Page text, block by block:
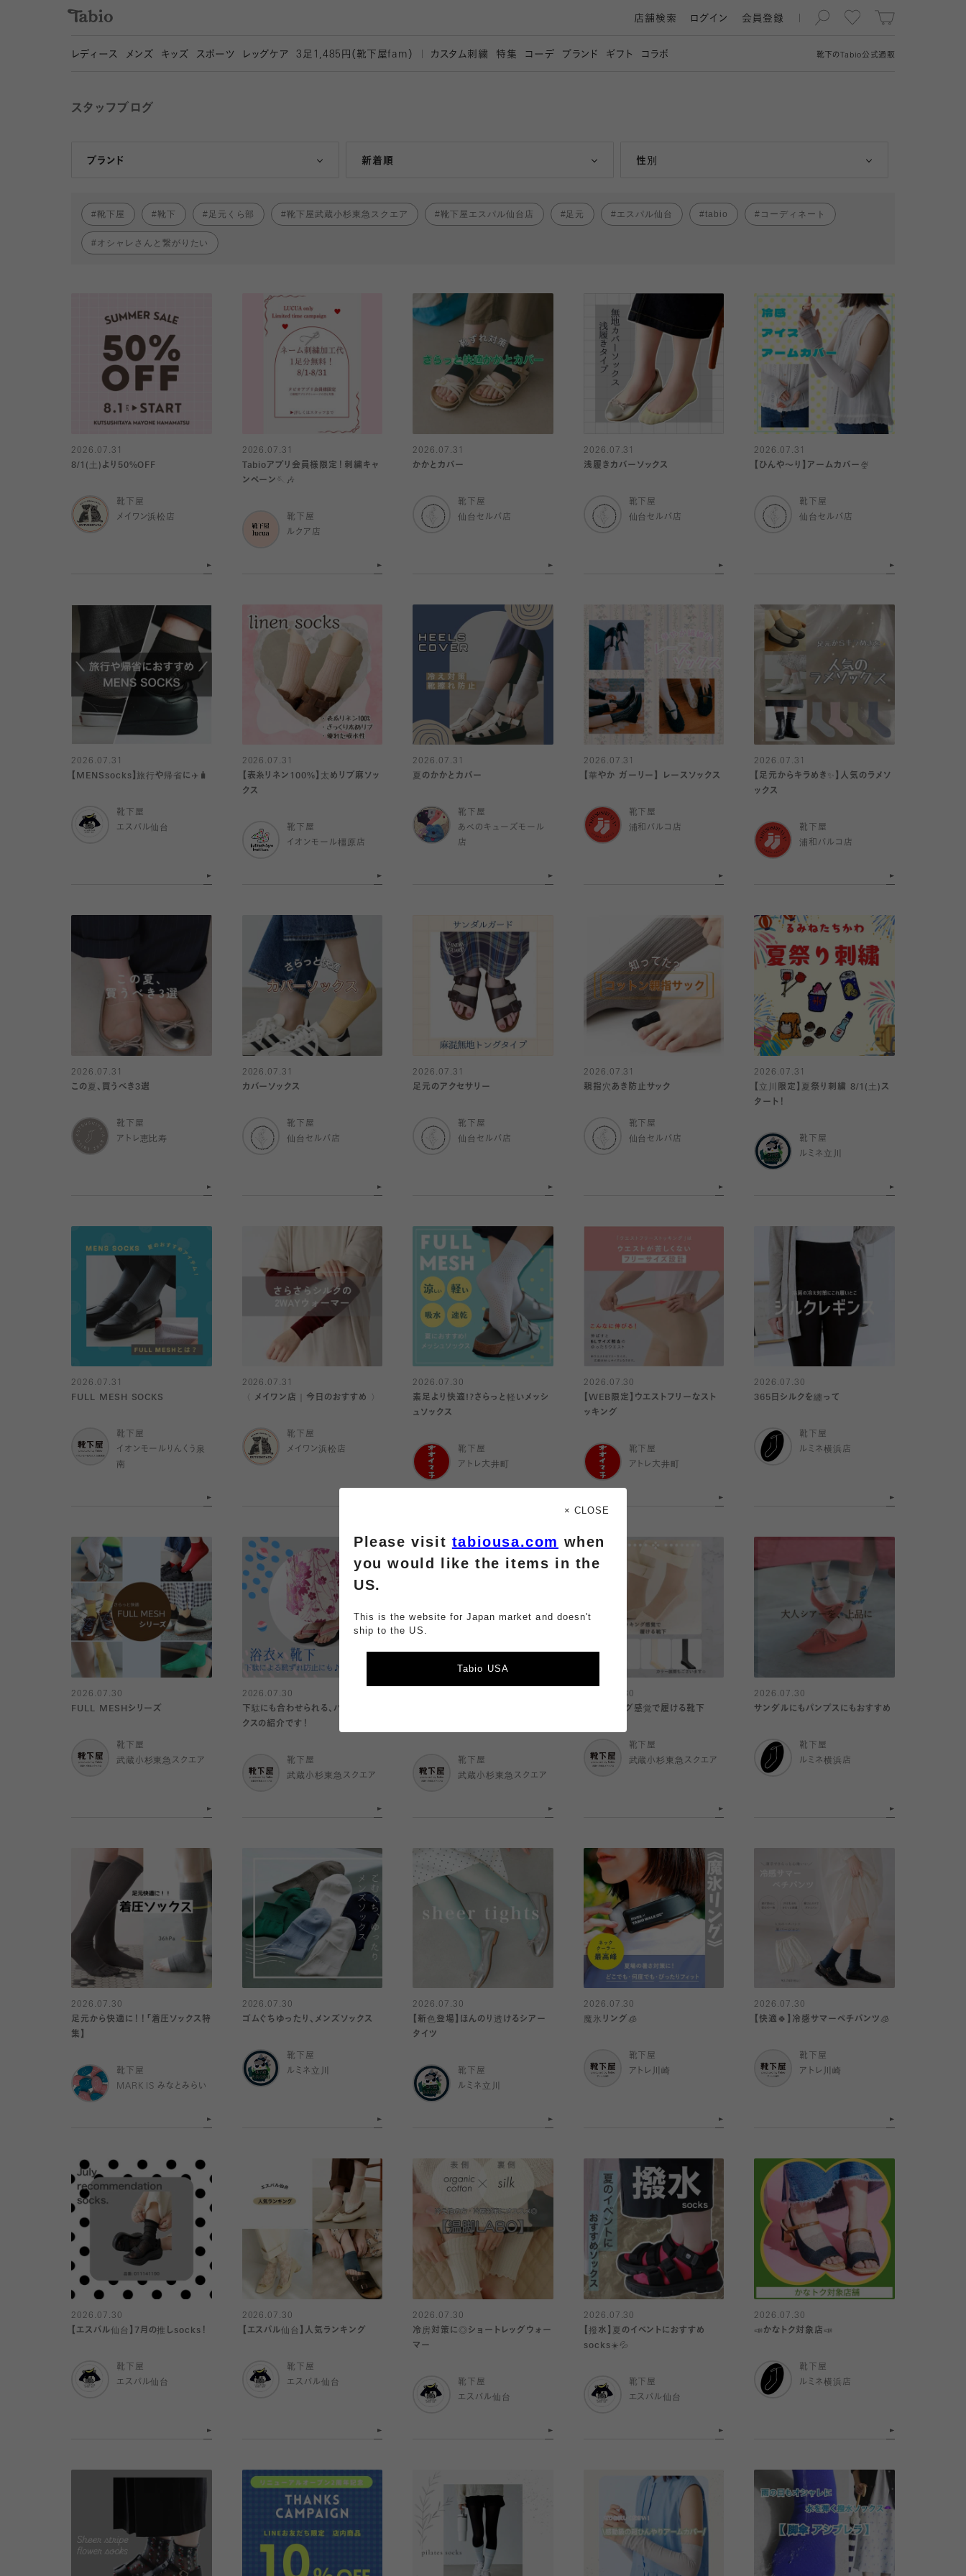
靴下の Tabio公式通販
店舗検索 ログイン 会員登録
レディース メンズ キッズ スポーツ レッグケア 3 足1,485円（靴下屋fam） カスタム刺繍 特集 コーデ ブランド ギフト コラボ
スタッフブログ
ブランド
Tabio 新着順
人気ランキング順 性別
女性
靴下屋 靴下 足元くら部 靴下屋武蔵小杉東急スクエア 靴下屋エスパル仙台店 足元 エスパル仙台 tabio コーディネート
オシャレさんと繋がりたい
2026.07.31
8/1(土)より50%OFF
靴下屋
メイワン浜松店
2026.07.31
Tabioアプリ会員様限定！刺繍キャ
ンペーン🪡🎶
靴下屋
ルクア店
2026.07.31
かかとカバー
靴下屋
仙台セルバ店
2026.07.31
浅履きカバーソックス
靴下屋
仙台セルバ店
2026.07.31
【ひんや〜り】アームカバー🍨
靴下屋
仙台セルバ店
2026.07.31
【MENSsocks】旅行や帰省に✈️🧳
靴下屋
エスパル仙台
2026.07.31
【表糸リネン100%】太めリブ麻ソッ
クス
靴下屋
イオンモール橿原店
2026.07.31
夏のかかとカバー
靴下屋
あべのキューズモール
店
2026.07.31
【華やか ガーリー】 レースソックス
靴下屋
浦和パルコ店
2026.07.31
【足元からキラめき✨️】人気のラメソ
ックス
靴下屋
浦和パルコ店
2026.07.31
この夏、買うべき3選
靴下屋
アトレ恵比寿
2026.07.31
カバーソックス
靴下屋
仙台セルバ店
2026.07.31
足元のアクセサリー
靴下屋
仙台セルバ店
2026.07.31
親指穴あき防止サック
靴下屋
仙台セルバ店
2026.07.31
【立川限定】夏祭り刺繍 8/1(土)ス
タート！
靴下屋
ルミネ立川
2026.07.31
FULL MESH SOCKS
靴下屋
イオンモールりんくう泉
南
2026.07.31
〈 メイワン店｜今日のおすすめ 〉
靴下屋
メイワン浜松店
2026.07.30
素足より快適!?さらっと軽いメッシ
ュソックス
靴下屋
アトレ大井町
2026.07.30
【WEB限定】ウエストフリーなスト
ッキング
靴下屋
アトレ大井町
2026.07.30
365日シルクを纏って
靴下屋
ルミネ横浜店
2026.07.30
FULL MESHシリーズ
靴下屋
武蔵小杉東急スクエア
2026.07.30
下駄にも合わせられる、パーツソッ
クスの紹介です！
靴下屋
武蔵小杉東急スクエア
靴下屋
武蔵小杉東急スクエア
2026.07.30
ストッキング感覚で履ける靴下
靴下屋
武蔵小杉東急スクエア
2026.07.30
サンダルにもパンプスにもおすすめ
靴下屋
ルミネ横浜店
2026.07.30
足元から快適に！！「着圧ソックス特
集】
靴下屋
MARK IS みなとみらい
2026.07.30
ゴムぐちゆったり、メンズソックス
靴下屋
ルミネ立川
2026.07.30
【新色登場】ほんのり透けるシアー
タイツ
靴下屋
ルミネ立川
2026.07.30
魔氷リング🧊
靴下屋
アトレ川崎
2026.07.30
【快適🍀】冷感サマーペチパンツ🧊
靴下屋
アトレ川崎
2026.07.30
【エスパル仙台】7月の推しsocks！
靴下屋
エスパル仙台
2026.07.30
【エスパル仙台】人気ランキング
靴下屋
エスパル仙台
2026.07.30
冷房対策に◎ショートレッグウォー
マー
靴下屋
エスパル仙台
2026.07.30
【撥水】夏のイベントにおすすめ
socks☀️💦
靴下屋
エスパル仙台
2026.07.30
📣かなトク対象店📣
靴下屋
ルミネ横浜店
× CLOSE
Please visit tabiousa.com when
you would like the items in the
US.
This is the website for Japan market and doesn't
ship to the US.
Tabio USA